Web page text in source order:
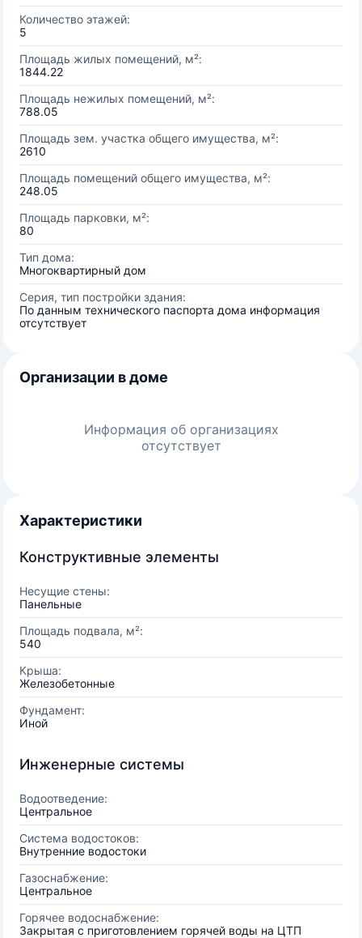
Количество этажей:
5
Площадь жилых помещений, м²:
1844.22
Площадь нежилых помещений, м²:
788.05
Площадь зем. участка общего имущества, м²:
2610
Площадь помещений общего имущества, м²:
248.05
Площадь парковки, м²:
80
Тип дома:
Многоквартирный дом
Серия, тип постройки здания:
По данным технического паспорта дома информация
отсутствует
Организации в доме
Информация об организациях
отсутствует
Характеристики
Конструктивные элементы
Несущие стены:
Панельные
Площадь подвала, м²:
540
Крыша:
Железобетонные
Фундамент:
Иной
Инженерные системы
Водоотведение:
Центральное
Система водостоков:
Внутренние водостоки
Газоснабжение:
Центральное
Горячее водоснабжение:
Закрытая с приготовлением горячей воды на ЦТП